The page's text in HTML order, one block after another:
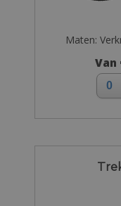
Maten:
Van